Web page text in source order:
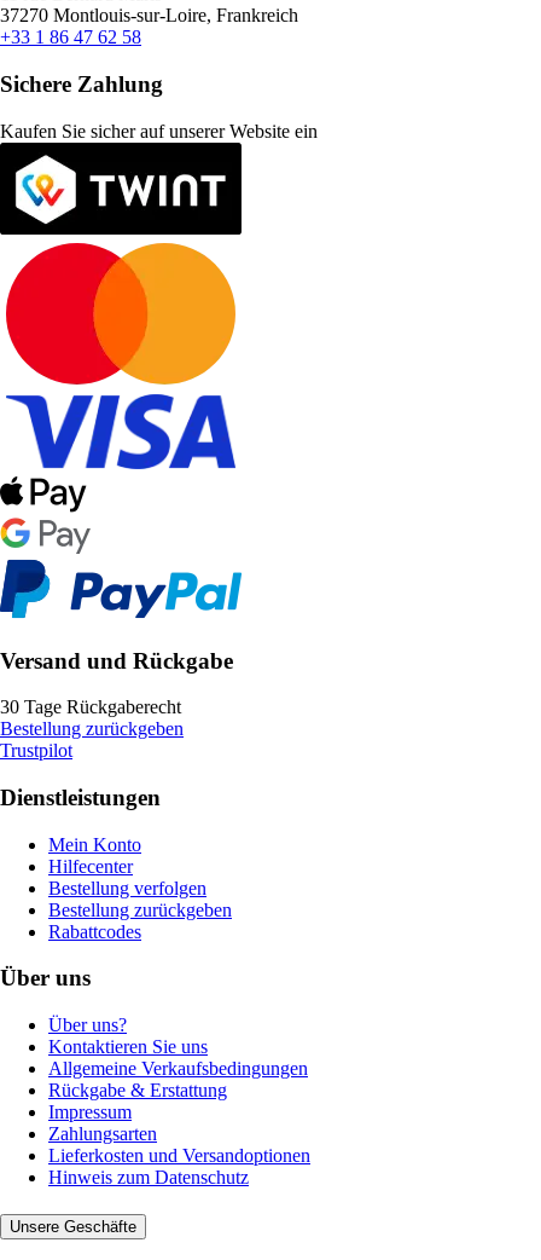
37270 Montlouis-sur-Loire, Frankreich
+33 1 86 47 62 58
Sichere Zahlung
Kaufen Sie sicher auf unserer Website ein
Versand und Rückgabe
30 Tage Rückgaberecht
Bestellung zurückgeben
Trustpilot
Dienstleistungen
Mein Konto
Hilfecenter
Bestellung verfolgen
Bestellung zurückgeben
Rabattcodes
Über uns
Über uns?
Kontaktieren Sie uns
Allgemeine Verkaufsbedingungen
Rückgabe & Erstattung
Impressum
Zahlungsarten
Lieferkosten und Versandoptionen
Hinweis zum Datenschutz
Unsere Geschäfte